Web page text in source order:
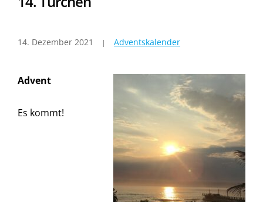
14. Dezember 2021 Adventskalender
Advent
Es kommt!